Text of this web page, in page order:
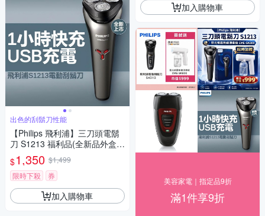
出色的刮鬍刀性能
【Philips 飛利浦】三刀頭電鬍
刀 S1213 福利品(全新品外盒凹
損)
$1,350 $1,499
限時下殺
券
加入購物車
加入購物車
美容家電｜指定品9折
滿1件享9折